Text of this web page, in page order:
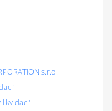
s.r.o.
likvidaci'